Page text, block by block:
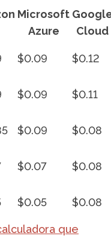
Microsoft
Azure
Cloud
$0.09 $0.12
$0.09 $0.11
$0.09 $0.08
$0.07 $0.08
$0.05 $0.08
que